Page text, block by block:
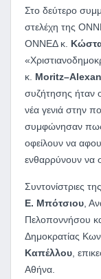
Στο δεύτερο
στελέχη της
ΟΝΝΕΔ κ.
κ. Moritz–
συζήτησης ήταν
νέα γενιά στην
συμφώνησαν πως
οφείλουν να
ενθαρρύνουν να
Συντονίστριες
Ε. Μπότσιου,
Πελοποννήσου
Δημοκρατίας
Καπέλλου,
Αθήνα.